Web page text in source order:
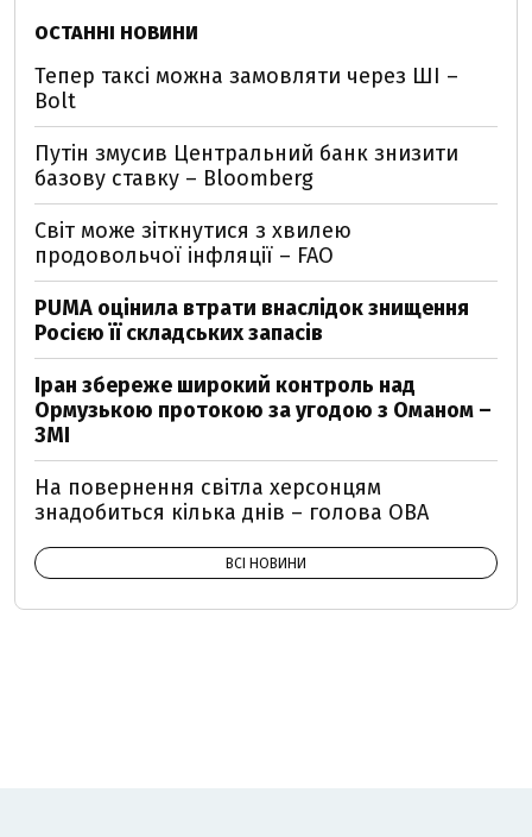
ОСТАННІ НОВИНИ
Тепер таксі можна замовляти через ШІ –
Bolt
Путін змусив Центральний банк знизити
базову ставку – Bloomberg
Світ може зіткнутися з хвилею
продовольчої інфляції – FAO
PUMA оцінила втрати внаслідок знищення
Росією її складських запасів
Іран збереже широкий контроль над
Ормузькою протокою за угодою з Оманом –
ЗМІ
На повернення світла херсонцям
знадобиться кілька днів – голова ОВА
ВСІ НОВИНИ